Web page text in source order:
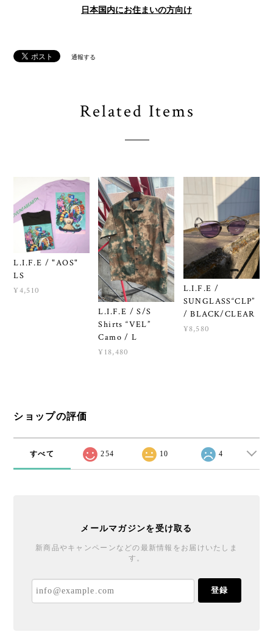
日本国内にお住まいの方向け
通報する
Related Items
L.I.F.E / "AOS"
LS
¥4,510
L.I.F.E / S/S
Shirts “VEL”
Camo / L
¥18,480
L.I.F.E /
SUNGLASS“CLP”
/ BLACK/CLEAR
¥8,580
ショップの評価
すべて 254 10 4
メールマガジンを受け取る
新商品やキャンペーンなどの最新情報をお届けいたしま
す。
登録